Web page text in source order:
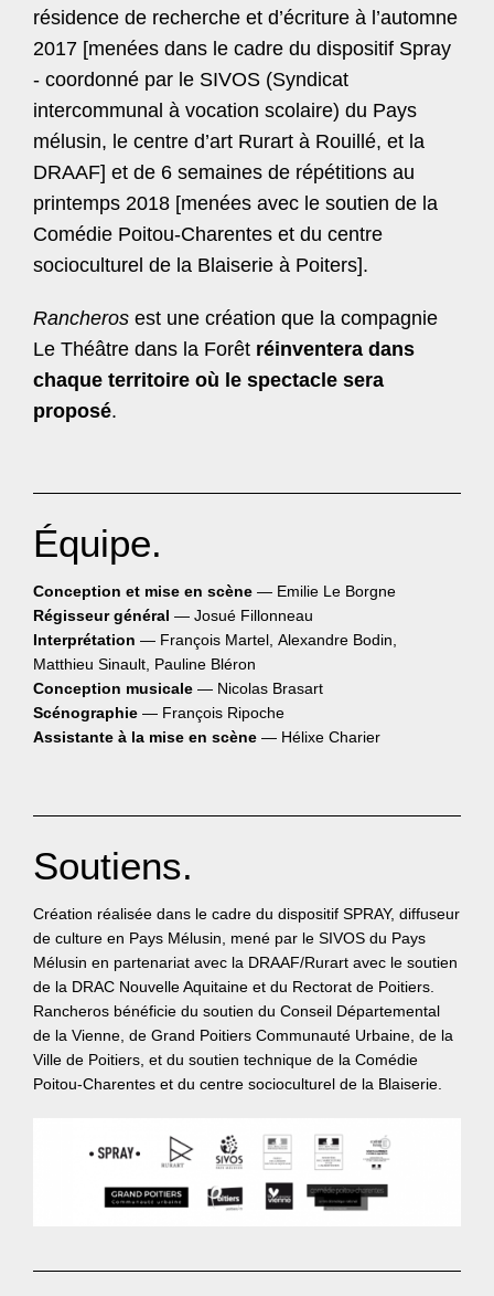
résidence de recherche et d’écriture à l’automne
2017 [menées dans le cadre du dispositif Spray
- coordonné par le SIVOS (Syndicat
intercommunal à vocation scolaire) du Pays
mélusin, le centre d’art Rurart à Rouillé, et la
DRAAF] et de 6 semaines de répétitions au
printemps 2018 [menées avec le soutien de la
Comédie Poitou-Charentes et du centre
socioculturel de la Blaiserie à Poiters].
Rancheros est une création que la compagnie
Le Théâtre dans la Forêt réinventera dans
chaque territoire où le spectacle sera
proposé.
Équipe.
Conception et mise en scène — Emilie Le Borgne
Régisseur général — Josué Fillonneau
Interprétation — François Martel, Alexandre Bodin,
Matthieu Sinault, Pauline Bléron
Conception musicale — Nicolas Brasart
Scénographie — François Ripoche
Assistante à la mise en scène — Hélixe Charier
Soutiens.
Création réalisée dans le cadre du dispositif SPRAY, diffuseur
de culture en Pays Mélusin, mené par le SIVOS du Pays
Mélusin en partenariat avec la DRAAF/Rurart avec le soutien
de la DRAC Nouvelle Aquitaine et du Rectorat de Poitiers.
Rancheros bénéficie du soutien du Conseil Départemental
de la Vienne, de Grand Poitiers Communauté Urbaine, de la
Ville de Poitiers, et du soutien technique de la Comédie
Poitou-Charentes et du centre socioculturel de la Blaiserie.